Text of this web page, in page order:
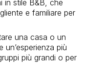
in stile B&B, che
e familiare per
una casa o un
più
più grandi o per